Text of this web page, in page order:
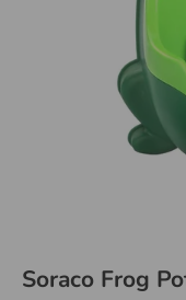
Soraco Frog